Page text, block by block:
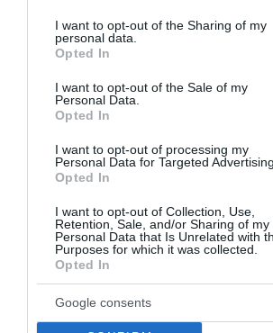
not limited to your visit or usage behaviour.
grant or deny consent to Google and its
use your data for below specified purposes
consent section.
I want to opt-out of the Sharing of my
personal data.
Opted In
I want to opt-out of the Sale of my
Personal Data.
Opted In
I want to opt-out of processing my
Personal Data for Targeted Advertising.
Opted In
I want to opt-out of Collection, Use,
Retention, Sale, and/or Sharing of my
Personal Data that Is Unrelated with
Purposes for which it was collected.
Opted In
Google consents